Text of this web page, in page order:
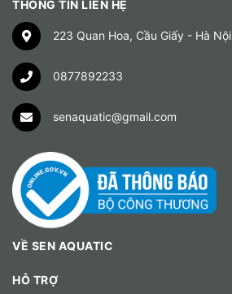
THÔNG TIN LIÊN HỆ
223 Quan Hoa, Cầu Giấy - Hà Nội
0877892233
senaquatic@gmail.com
VỀ SEN AQUATIC
HỖ TRỢ